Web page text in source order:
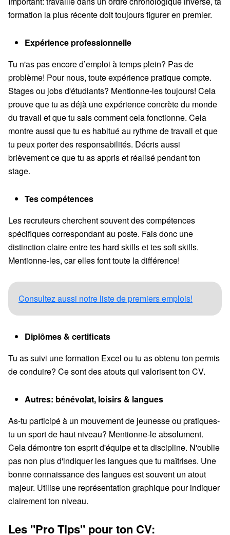
formation la plus récente doit toujours figurer en premier.
Expérience professionnelle
Tu n'as pas encore d’emploi à temps plein? Pas de
problème! Pour nous, toute expérience pratique compte.
Stages ou jobs d'étudiants? Mentionne-les toujours! Cela
prouve que tu as déjà une expérience concrète du monde
du travail et que tu sais comment cela fonctionne. Cela
montre aussi que tu es habitué au rythme de travail et que
tu peux porter des responsabilités. Décris aussi
brièvement ce que tu as appris et réalisé pendant ton
stage.
Tes compétences
Les recruteurs cherchent souvent des compétences
spécifiques correspondant au poste. Fais donc une
distinction claire entre tes hard skills et tes soft skills.
Mentionne-les, car elles font toute la différence!
Consultez aussi notre liste de premiers emplois!
Diplômes & certificats
Tu as suivi une formation Excel ou tu as obtenu ton permis
de conduire? Ce sont des atouts qui valorisent ton CV.
Autres: bénévolat, loisirs & langues
As-tu participé à un mouvement de jeunesse ou pratiques-
tu un sport de haut niveau? Mentionne-le absolument.
Cela démontre ton esprit d'équipe et ta discipline. N'oublie
pas non plus d'indiquer les langues que tu maîtrises. Une
bonne connaissance des langues est souvent un atout
majeur. Utilise une représentation graphique pour indiquer
clairement ton niveau.
Les "Pro Tips" pour ton CV: